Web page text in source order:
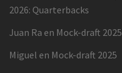
2026: Quarterbacks
Juan Ra en Mock-draft 2025
Miguel en Mock-draft 2025